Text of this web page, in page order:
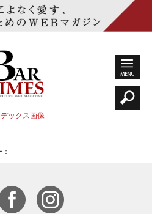
ックス画像